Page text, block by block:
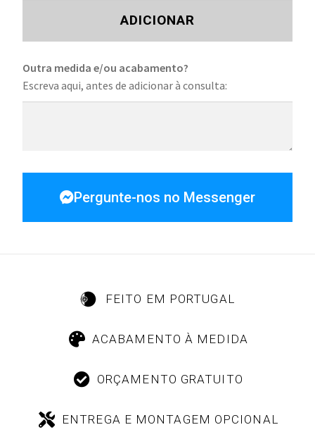
ADICIONAR
Outra medida e/ou acabamento?
Escreva aqui, antes de adicionar à consulta:
Pergunte-nos no Messenger
FEITO EM PORTUGAL
ACABAMENTO À MEDIDA
ORÇAMENTO GRATUITO
ENTREGA E MONTAGEM OPCIONAL